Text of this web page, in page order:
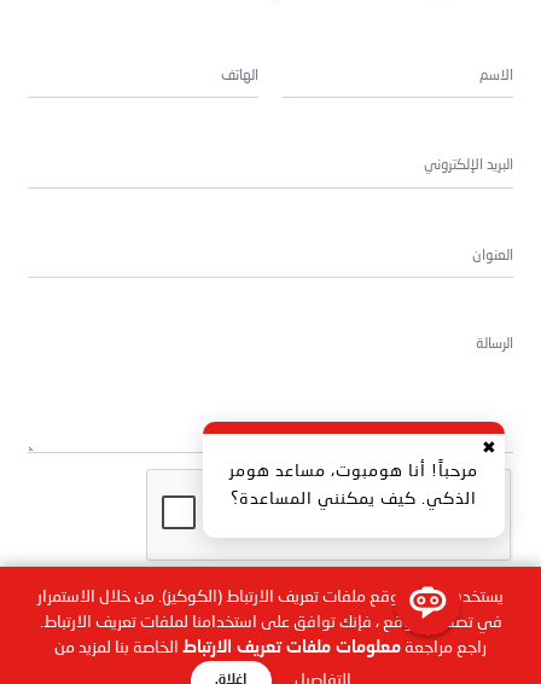
يستخدم هذا الموقع ملفات تعريف الارتباط (الكوكيز). من خلال الاستمرار
في تصفح الموقع ، فإنك توافق على استخدامنا لملفات تعريف الارتباط.
راجع مراجعة معلومات ملفات تعريف الارتباط الخاصة بنا لمزيد من
التفاصيل.
إغلاق
✖
مرحباً! أنا هومبوت، مساعد هومر
الذكي. كيف يمكنني المساعدة؟